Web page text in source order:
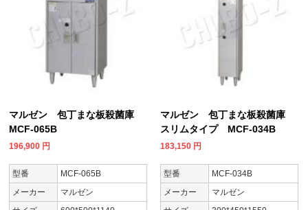
マルゼン 包丁まな板殺菌庫
MCF-065B
196,900 円
型番
MCF-065B
メーカー
マルゼン
マルゼン 包丁まな板殺菌庫
スリムタイプ MCF-034B
183,150 円
型番
MCF-034B
メーカー
マルゼン